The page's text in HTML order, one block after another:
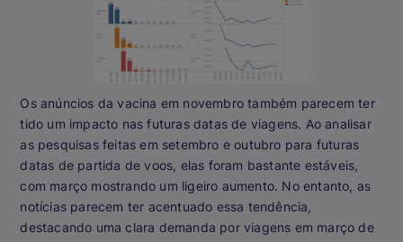
Os anúncios da vacina em novembro também parecem ter
tido um impacto nas futuras datas de viagens. Ao analisar
as pesquisas feitas em setembro e outubro para futuras
datas de partida de voos, elas foram bastante estáveis,
com março mostrando um ligeiro aumento. No entanto, as
notícias parecem ter acentuado essa tendência,
destacando uma clara demanda por viagens em março de